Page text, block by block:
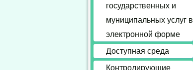
государственных и
муниципальных услуг в
электронной форме
Доступная среда
Контролирующие